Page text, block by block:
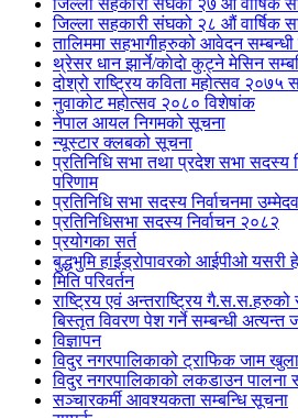
जिल्ला सहकारी संघको २७ औं वार्षिक
जिल्ला सहकारी संघको २८ औं वार्षिक
तालिममा सहभागीहरुको आवेदन
थ्रेसर धान झार्ने/काेदाे कुट्ने मेसिन
दोश्रो राष्ट्रिय कविता महोत्सव २०७५
नुवाकोट महोत्सव २०८० विशेषांक
नेपाल आयल निगमको सूचना
न्यूस्टार क्लबको सूचना
प्रतिनिधि सभा तथा प्रदेश सभा सदस्य
परिणाम
प्रतिनिधि सभा सदस्य निर्वाचनमा
प्रतिनिधिसभा सदस्य निर्वाचन २०८२
प्रयोगका सर्त
बुद्धभुमि हाईड्रोपावरको आईपीओ यसरी
मिति परिवर्तन
राष्ट्रिय एवं अन्तराष्ट्रिय
बिस्तृत विवरण पेश गर्ने सम्बन्धी अत्यन्त
विज्ञापन
विदुर नगरपालिकाको ट्राफिक जाम
विदुर नगरपालिकाको लकडाउन पालना
सञ्चारकर्मी आवश्यकता सम्बन्धि सूचना